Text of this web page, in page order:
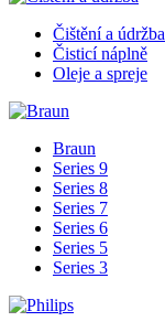
Čištění a údržba
Čisticí náplně
Oleje a spreje
Braun
Series 9
Series 8
Series 7
Series 6
Series 5
Series 3